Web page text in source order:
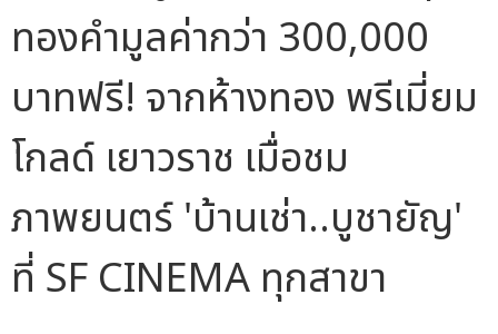
ทองคำมูลค่ากว่า 300,000
บาทฟรี! จากห้างทอง พรีเมี่ยม
โกลด์ เยาวราช เมื่อชม
ภาพยนตร์ 'บ้านเช่า..บูชายัญ'
ที่ SF CINEMA ทุกสาขา